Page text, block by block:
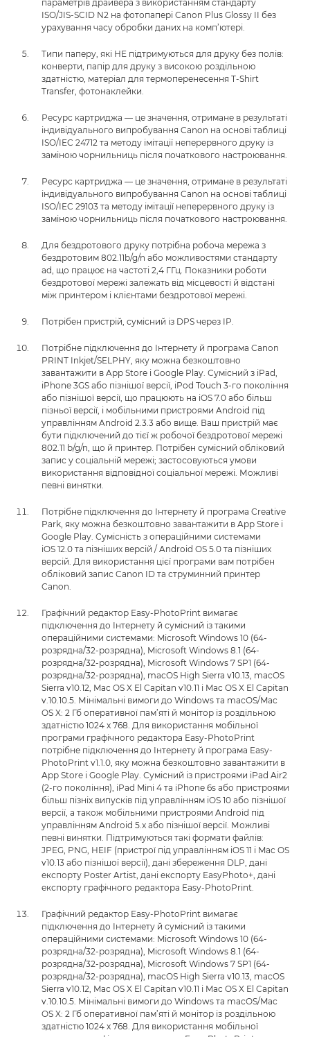
параметрів драйвера з використанням стандарту
ISO/JIS-SCID N2 на фотопапері Canon Plus Glossy II без
урахування часу обробки даних на комп’ютері.
Типи паперу, які НЕ підтримуються для друку без полів:
конверти, папір для друку з високою роздільною
здатністю, матеріал для термоперенесення T-Shirt
Transfer, фотонаклейки.
Ресурс картриджа — це значення, отримане в результаті
індивідуального випробування Canon на основі таблиці
ISO/IEC 24712 та методу імітації неперервного друку із
заміною чорнильниць після початкового настроювання.
Ресурс картриджа — це значення, отримане в результаті
індивідуального випробування Canon на основі таблиці
ISO/IEC 29103 та методу імітації неперервного друку із
заміною чорнильниць після початкового настроювання.
Для бездротового друку потрібна робоча мережа з
бездротовим 802.11b/g/n або можливостями стандарту
ad, що працює на частоті 2,4 ГГц. Показники роботи
бездротової мережі залежать від місцевості й відстані
між принтером і клієнтами бездротової мережі.
Потрібен пристрій, сумісний із DPS через IP.
Потрібне підключення до Інтернету й програма Canon
PRINT Inkjet/SELPHY, яку можна безкоштовно
завантажити в App Store і Google Play. Сумісний з iPad,
iPhone 3GS або пізнішої версії, iPod Touch 3-го покоління
або пізнішої версії, що працюють на iOS 7.0 або більш
пізньої версії, і мобільними пристроями Android під
управлінням Android 2.3.3 або вище. Ваш пристрій має
бути підключений до тієї ж робочої бездротової мережі
802.11 b/g/n, що й принтер. Потрібен сумісний обліковий
запис у соціальній мережі; застосовуються умови
використання відповідної соціальної мережі. Можливі
певні винятки.
Потрібне підключення до Інтернету й програма Creative
Park, яку можна безкоштовно завантажити в App Store і
Google Play. Сумісність з операційними системами
iOS 12.0 та пізніших версій / Android OS 5.0 та пізніших
версій. Для використання цієї програми вам потрібен
обліковий запис Canon ID та струминний принтер
Canon.
Графічний редактор Easy-PhotoPrint вимагає
підключення до Інтернету й сумісний із такими
операційними системами: Microsoft Windows 10 (64-
розрядна/32-розрядна), Microsoft Windows 8.1 (64-
розрядна/32-розрядна), Microsoft Windows 7 SP1 (64-
розрядна/32-розрядна), macOS High Sierra v10.13, macOS
Sierra v10.12, Mac OS X El Capitan v10.11 і Mac OS X El Capitan
v.10.10.5. Мінімальні вимоги до Windows та macOS/Mac
OS X: 2 Гб оперативної пам’яті й монітор із роздільною
здатністю 1024 x 768. Для використання мобільної
програми графічного редактора Easy-PhotoPrint
потрібне підключення до Інтернету й програма Easy-
PhotoPrint v1.1.0, яку можна безкоштовно завантажити в
App Store і Google Play. Сумісний із пристроями iPad Air2
(2-го покоління), iPad Mini 4 та iPhone 6s або пристроями
більш пізніх випусків під управлінням iOS 10 або пізнішої
версії, а також мобільними пристроями Android під
управлінням Android 5.x або пізнішої версії. Можливі
певні винятки. Підтримуються такі формати файлів:
JPEG, PNG, HEIF (пристрої під управлінням iOS 11 і Mac OS
v10.13 або пізнішої версії), дані збереження DLP, дані
експорту Poster Artist, дані експорту EasyPhoto+, дані
експорту графічного редактора Easy-PhotoPrint.
Графічний редактор Easy-PhotoPrint вимагає
підключення до Інтернету й сумісний із такими
операційними системами: Microsoft Windows 10 (64-
розрядна/32-розрядна), Microsoft Windows 8.1 (64-
розрядна/32-розрядна), Microsoft Windows 7 SP1 (64-
розрядна/32-розрядна), macOS High Sierra v10.13, macOS
Sierra v10.12, Mac OS X El Capitan v10.11 і Mac OS X El Capitan
v.10.10.5. Мінімальні вимоги до Windows та macOS/Mac
OS X: 2 Гб оперативної пам’яті й монітор із роздільною
здатністю 1024 x 768. Для використання мобільної